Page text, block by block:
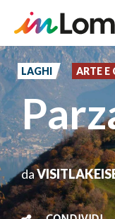
Salta
al
contenuto
principale
LAGHI ARTE E
da